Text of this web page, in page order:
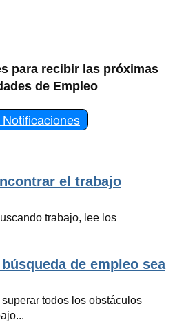
para recibir las próximas
de Empleo
el trabajo
trabajo, lee los
de empleo sea
todos los obstáculos